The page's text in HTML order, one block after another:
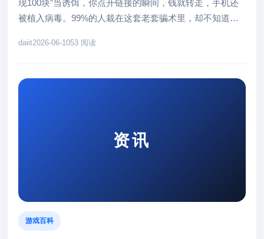
现100块”当诱饵，你点开链接的瞬间，钱就转走，手机还
被植入病毒。99%的人栽在这套老套骗术里，却不知道根
daiit2026-06-1053 阅读
资讯
游戏百科